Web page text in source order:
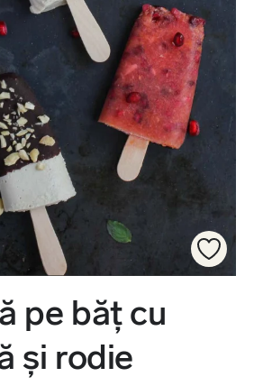
pe băț cu
și rodie